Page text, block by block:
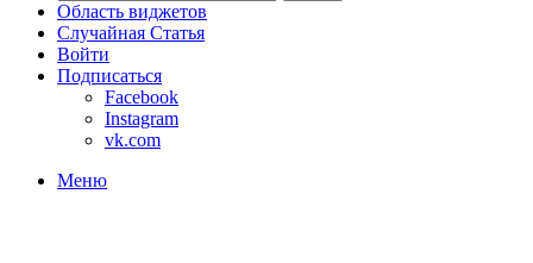
Область виджетов
Случайная Статья
Войти
Подписаться
Facebook
Instagram
vk.com
Меню